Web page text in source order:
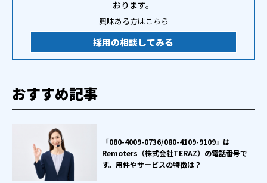
おります。
興味ある方はこちら
採用の相談してみる
おすすめ記事
「080-4009-0736/080-4109-9109」は
Remoters（株式会社TERAZ）の電話番号で
す。用件やサービスの特徴は？